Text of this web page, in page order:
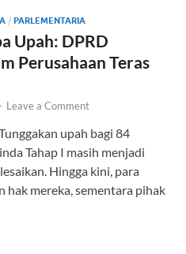
/ PARLEMENTARIA
Upah: DPRD
Perusahaan Teras
Leave a Comment
upah bagi 84
Tahap I masih menjadi
Hingga kini, para
hak mereka, sementara pihak